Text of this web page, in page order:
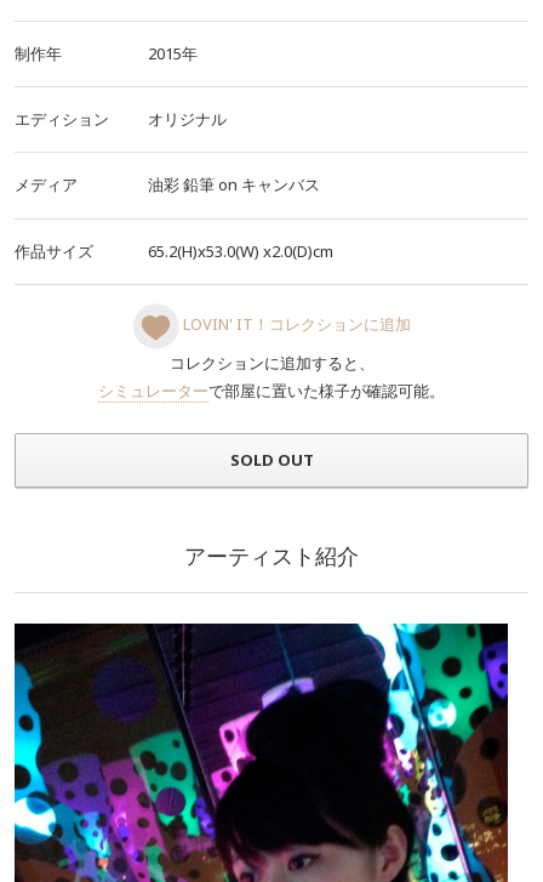
制作年 2015年
エディション オリジナル
メディア 油彩鉛筆on キャンバス
作品サイズ 65.2(H)x53.0(W) x2.0(D)cm
LOVIN' IT！コレクションに追加
コレクションに追加すると、
シミュレーターで部屋に置いた様子が確認可能。
SOLD OUT
アーティスト紹介